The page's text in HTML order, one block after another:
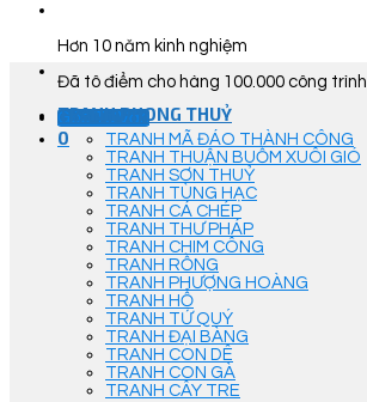
Hơn 10 năm kinh nghiệm
Đã tô điểm cho hàng 100.000 công trình
Góc Tư Vấn
0
TRANH PHONG THUỶ
TRANH MÃ ĐÁO THÀNH CÔNG
TRANH THUẬN BUỒM XUÔI GIÓ
TRANH SƠN THUỶ
TRANH TÙNG HẠC
TRANH CÁ CHÉP
TRANH THƯ PHÁP
TRANH CHIM CÔNG
TRANH RỒNG
TRANH PHƯỢNG HOÀNG
TRANH HỔ
TRANH TỨ QUÝ
TRANH ĐẠI BÀNG
TRANH CON DÊ
TRANH CON GÀ
TRANH CÂY TRE